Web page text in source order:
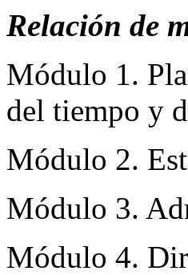
Relación de
Módulo 1.
del tiempo y
Módulo 2.
Módulo 3.
Módulo 4.